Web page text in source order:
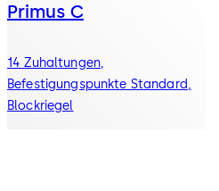
Primus C
14 Zuhaltungen,
Befestigungspunkte Standard,
Blockriegel